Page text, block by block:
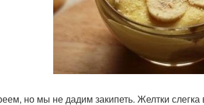
но мы не дадим закипеть. Желтки